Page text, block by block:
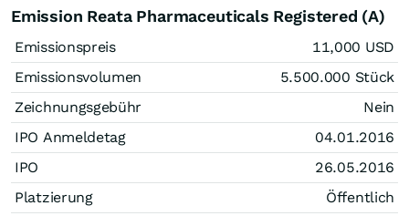
Emission Reata Pharmaceuticals Registered (A)
Emissionspreis 11,000 USD
Emissionsvolumen
5.500.000 Stück
Zeichnungsgebühr
Nein
IPO Anmeldetag
04.01.2016
IPO
26.05.2016
Platzierung
Öffentlich